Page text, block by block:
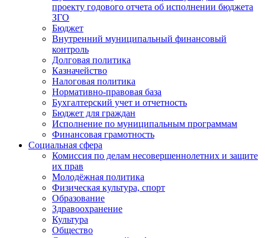
проекту годового отчета об исполнении бюджета
ЗГО
Бюджет
Внутренний муниципальный финансовый
контроль
Долговая политика
Казначейство
Налоговая политика
Нормативно-правовая база
Бухгалтерский учет и отчетность
Бюджет для граждан
Исполнение по муниципальным программам
Финансовая грамотность
Социальная сфера
Комиссия по делам несовершеннолетних и защите
их прав
Молодёжная политика
Физическая культура, спорт
Образование
Здравоохранение
Культура
Общество